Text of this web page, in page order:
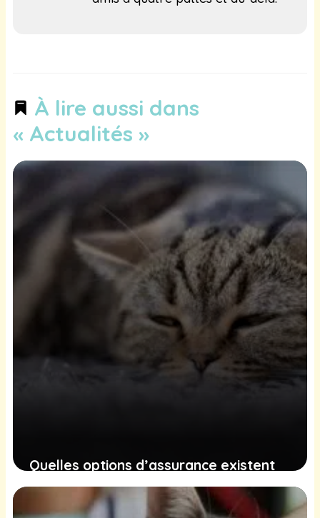
À lire aussi dans
« Actualités »
Quelles options d’assurance existent
pour votre chat ? Explorez les diverses
formules disponibles